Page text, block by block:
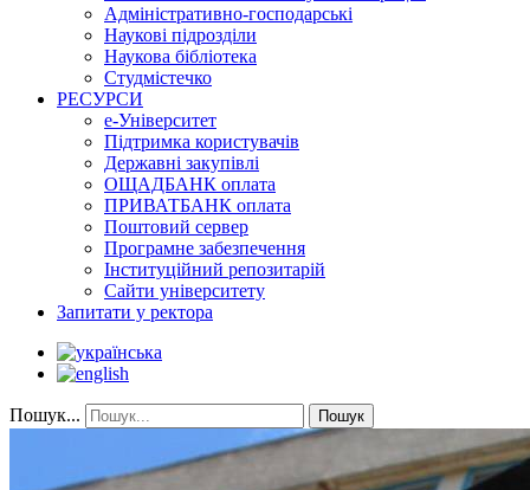
Адміністративно-господарські
Наукові підрозділи
Наукова бібліотека
Студмістечко
РЕСУРСИ
е-Університет
Підтримка користувачів
Державні закупівлі
ОЩАДБАНК оплата
ПРИВАТБАНК оплата
Поштовий сервер
Програмне забезпечення
Інституційний репозитарій
Сайти університету
Запитати у ректора
Пошук... Пошук